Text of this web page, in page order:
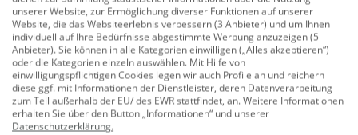
Doch das Highlight ist die integrierte Handbrause, ein
wahrer Alleskönner in Ihrer Küche. Die abnehmbare
Handbrause bietet eine zusätzliche Dimension der
Flexibilität, sei es für das gezielte Abspülen von Obst
und Gemüse oder das mühelose Reinigen von Spüle
und Arbeitsflächen.
unserer Website, zur Ermöglichung diverser Funktionen auf unserer
Website, die das Websiteerlebnis verbessern (3 Anbieter) und um Ihnen
individuell auf Ihre Bedürfnisse abgestimmte Werbung anzuzeigen (5
Anbieter). Sie können in alle Kategorien einwilligen („Alles akzeptieren“)
oder die Kategorien einzeln auswählen. Mit Hilfe von
einwilligungspflichtigen Cookies legen wir auch Profile an und reichern
diese ggf. mit Informationen der Dienstleister, deren Datenverarbeitung
zum Teil außerhalb der EU/ des EWR stattfindet, an. Weitere Informationen
erhalten Sie über den Button „Informationen“ und unserer
Datenschutzerklärung.